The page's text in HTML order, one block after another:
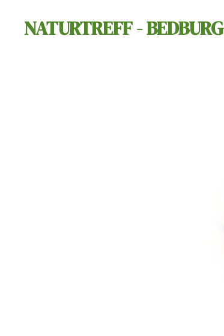
Hauptinhalt
NATURTREFF - BEDBURG